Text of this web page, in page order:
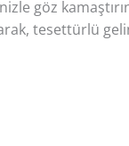
göz
tesettürlü